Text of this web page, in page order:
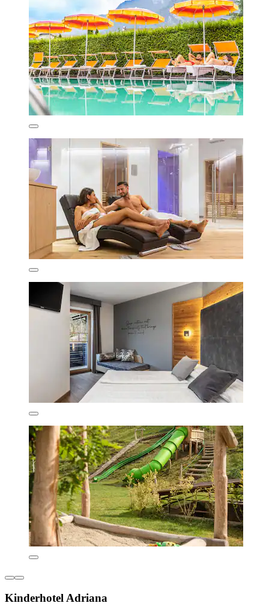
Kinderhotel Adriana